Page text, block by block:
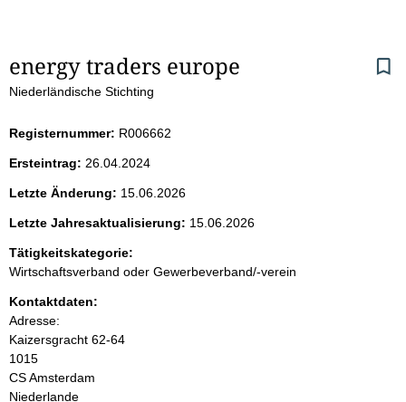
S
e
i
t
e
n
i
n
h
energy traders europe
Niederländische Stichting
Registernummer: R006662
Ersteintrag: 26.04.2024
Letzte Änderung: 15.06.2026
Letzte Jahresaktualisierung: 15.06.2026
Tätigkeitskategorie:
Wirtschaftsverband oder Gewerbeverband/-verein
Kontaktdaten:
Adresse:
Kaizersgracht 62-64
1015
CS Amsterdam
Niederlande